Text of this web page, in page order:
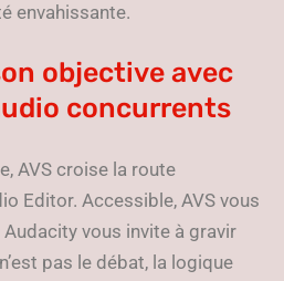
envahissante.
objective avec
concurrents
AVS croise la route
Editor. Accessible, AVS vous
vous invite à gravir
pas le débat, la logique